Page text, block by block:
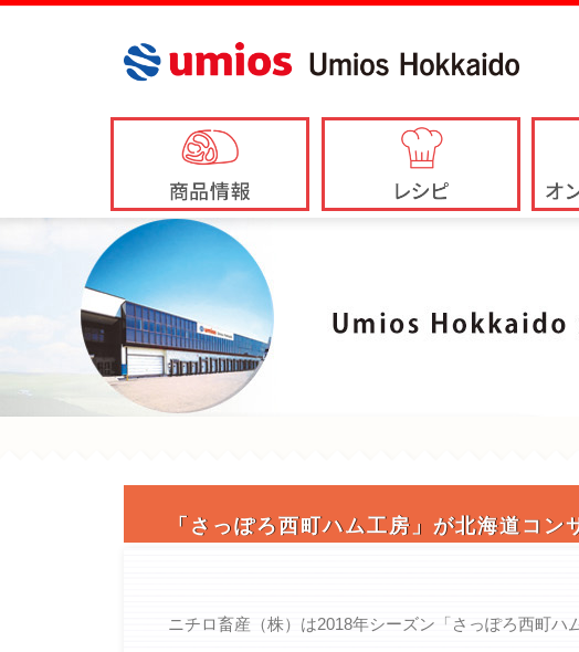
「さっぽろ西町ハム工房」が北海道コ
ニチロ畜産（株）は2018年シーズン「さっぽろ西町ハ